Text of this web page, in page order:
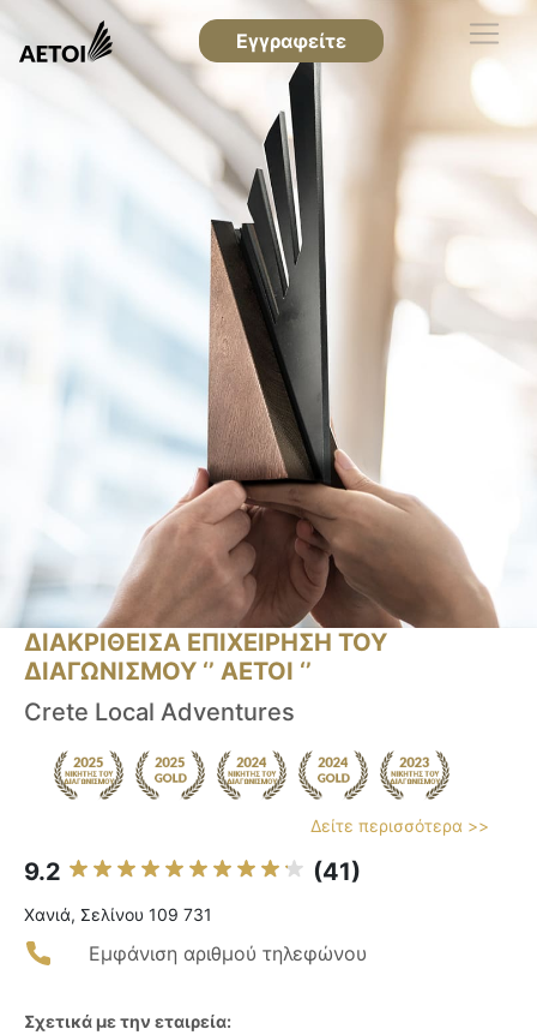
Εγγραφείτε
ΔΙΑΚΡΙΘΕΙΣΑ ΕΠΙΧΕΙΡΗΣΗ ΤΟΥ
ΔΙΑΓΩΝΙΣΜΟΥ ‘’ ΑΕΤΟΙ ‘’
Crete Local Adventures
Δείτε περισσότερα >>
9.2 (41)
Χανιά, Σελίνου 109 731
Εμφάνιση αριθμού τηλεφώνου
Σχετικά με την εταιρεία: